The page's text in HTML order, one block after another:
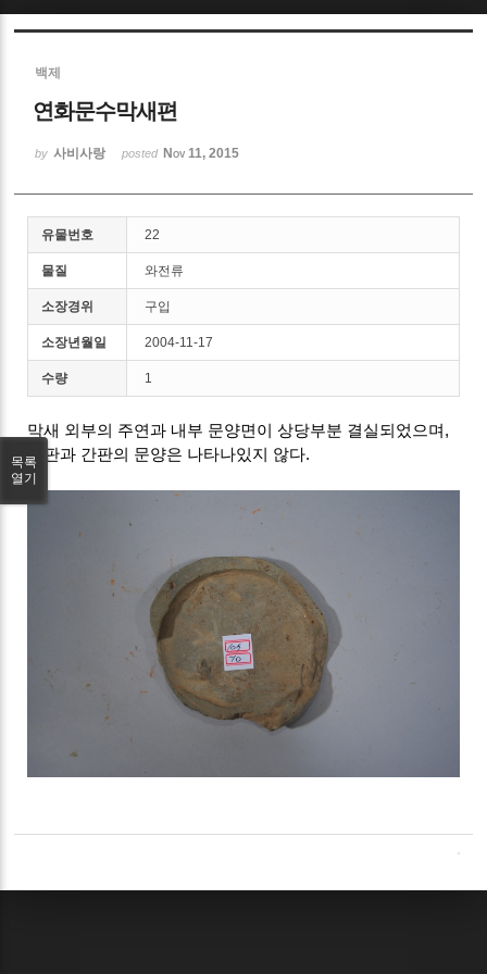
백제
연화문수막새편
by 사비사랑 posted Nov 11, 2015
유물번호 22
물질 와전류
소장경위 구입
소장년월일 2004-11-17
수량 1
막새 외부의 주연과 내부 문양면이 상당부분 결실되었으며,
연판과 간판의 문양은 나타나있지 않다.
목록
열기
Sketchbook5, 스케치북5
Sketchbook5, 스케치북5